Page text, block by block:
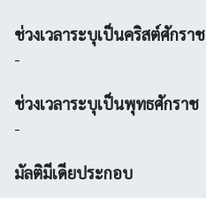
ช่วงเวลาระบุเป็นคริสต์ศักราช
-
ช่วงเวลาระบุเป็นพุทธศักราช
-
มัลติมีเดียประกอบ